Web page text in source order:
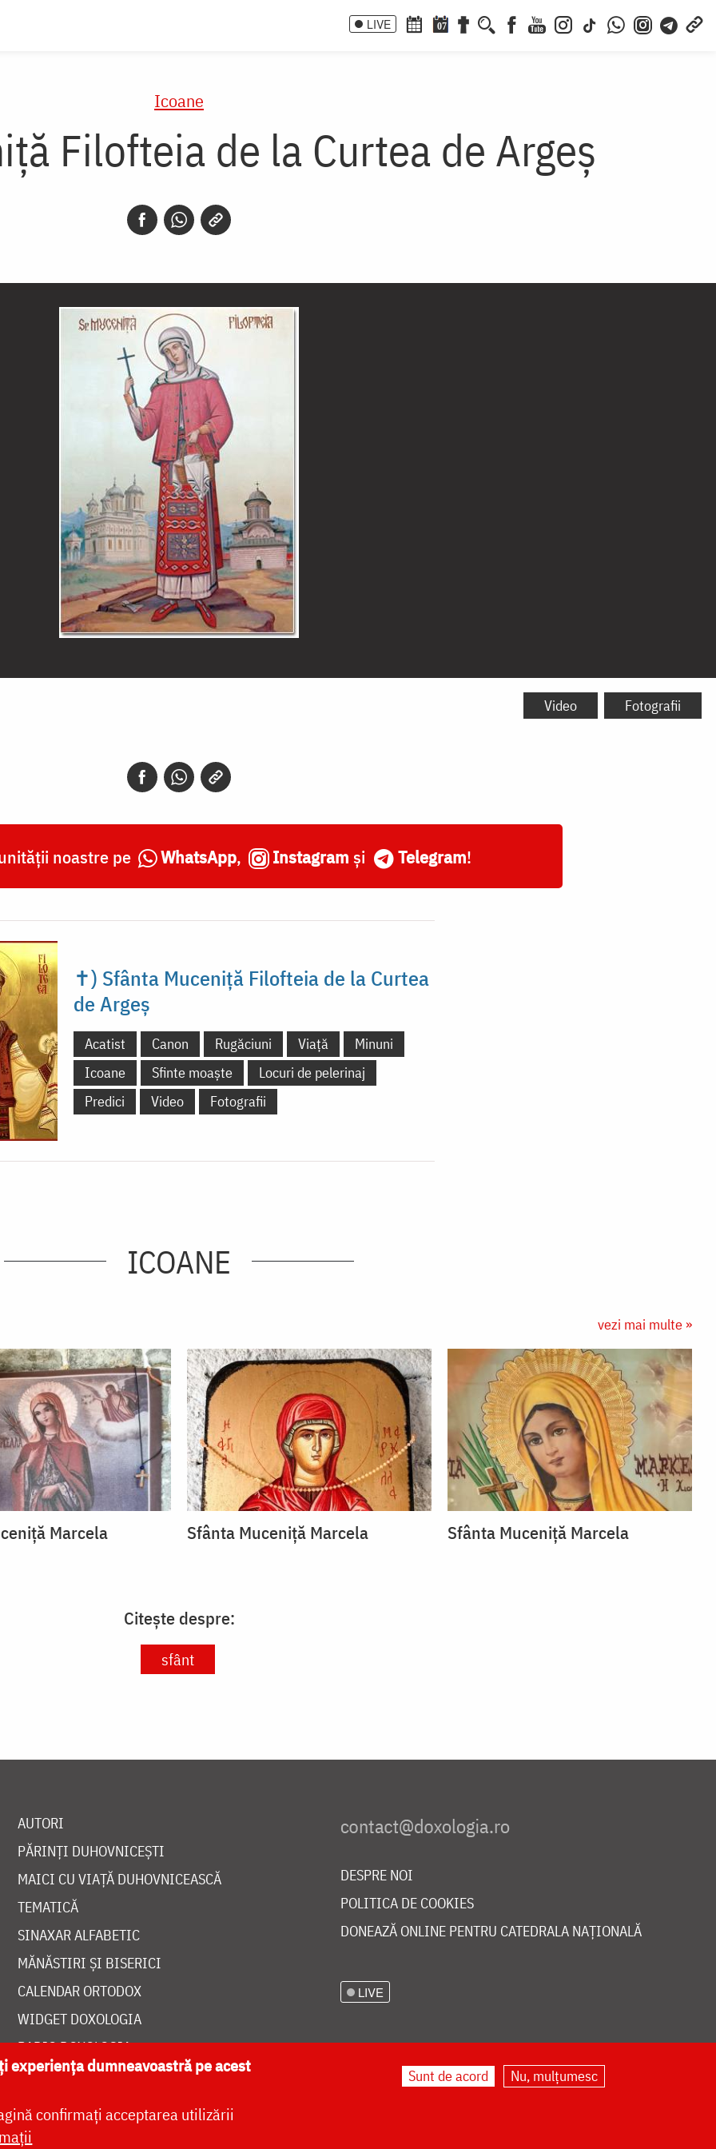
LIVE 07
Icoane
Filofteia de la Curtea de Argeș
Video Fotografii
noastre pe WhatsApp, Instagram și Telegram!
✝) Sfânta Muceniță Filofteia de la Curtea
de Argeș
Acatist Canon Rugăciuni Viață
Minuni
Icoane
Sfinte moaște
Locuri de pelerinaj
Predici
Video Fotografii
ICOANE
vezi mai multe »
Marcela Sfânta Muceniță Marcela Sfânta Muceniță Marcela
Citește despre:
sfânt
AUTORI
PĂRINȚI DUHOVNICEȘTI
MAICI CU VIAȚĂ DUHOVNICEASCĂ
TEMATICĂ
SINAXAR ALFABETIC
MĂNĂSTIRI ȘI BISERICI
CALENDAR ORTODOX
WIDGET DOXOLOGIA
RADIO DOXOLOGIA
DESPRE NOI
POLITICA DE COOKIES
DONEAZĂ ONLINE PENTRU CATEDRALA NAȚIONALĂ
LIVE
experiența dumneavoastră pe acest
confirmați acceptarea utilizării
Sunt de acord Nu, mulțumesc